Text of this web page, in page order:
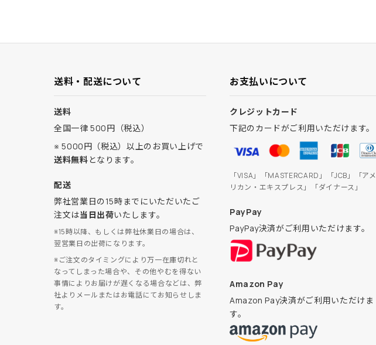
送料・配送について
送料
全国一律 500円（税込）
※ 5000円（税込）以上のお買い上げで
送料無料となります。
配送
弊社営業日の15時までにいただいたご
注文は当日出荷いたします。
※15時以降、もしくは弊社休業日の場合は、
翌営業日の出荷になります。
※ご注文のタイミングにより万一在庫切れと
なってしまった場合や、その他やむを得ない
事情によりお届けが遅くなる場合などは、弊
社よりメールまたはお電話にてお知らせしま
す。
お支払いについて
クレジットカード
下記のカードがご利用いただけます。
「VISA」「MASTERCARD」「JCB」「アメ
リカン・エキスプレス」「ダイナース」
PayPay
PayPay決済がご利用いただけます。
Amazon Pay
Amazon Pay決済がご利用いただけま
す。